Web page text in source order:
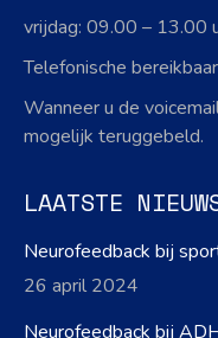
vrijdag: 09.00 – 13.00
Telefonische
Wanneer u de
mogelijk teruggebeld.
LAATSTE
Neurofeedback bij
26 april 2024
Neurofeedback bij